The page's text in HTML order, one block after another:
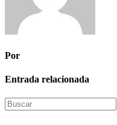
Por
Entrada relacionada